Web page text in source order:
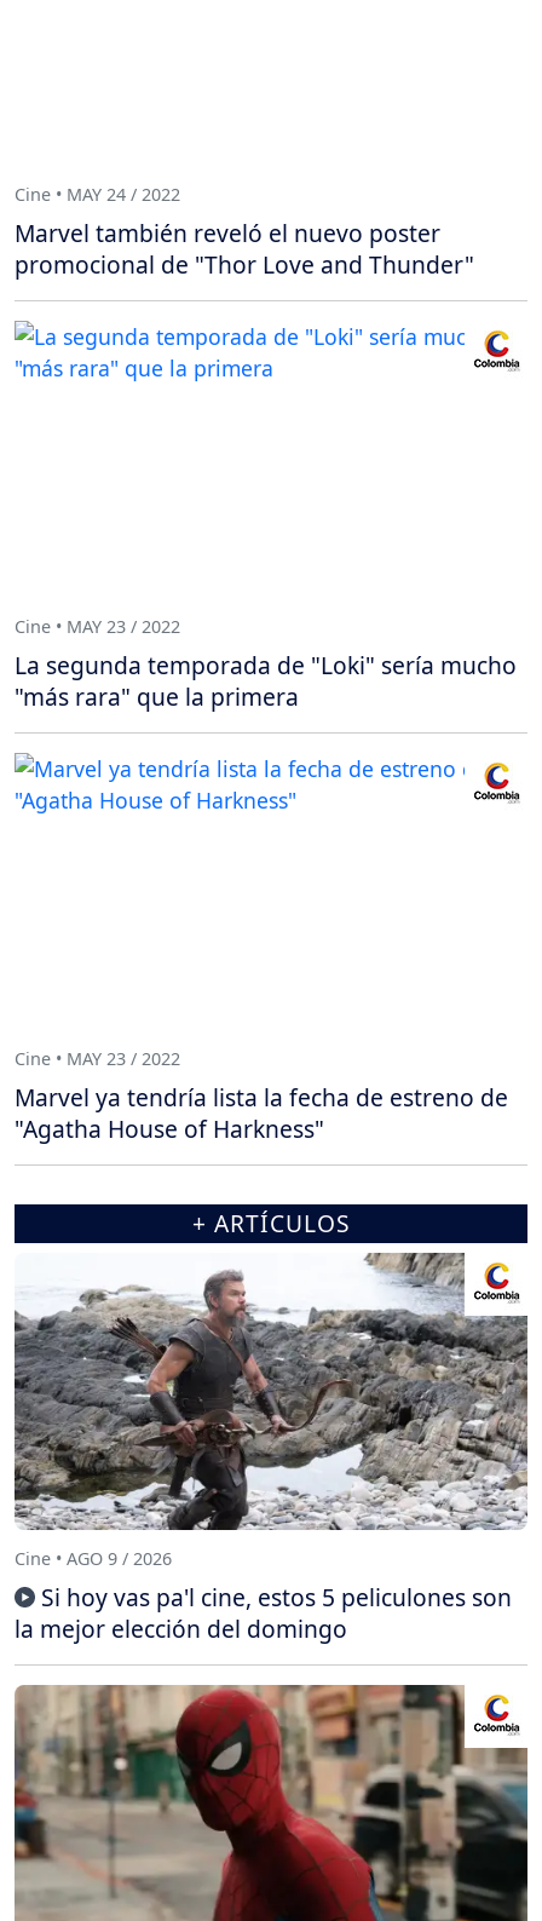
Cine • MAY 24 / 2022
Marvel también reveló el nuevo poster
promocional de "Thor Love and Thunder"
Cine • MAY 23 / 2022
La segunda temporada de "Loki" sería mucho
"más rara" que la primera
Cine • MAY 23 / 2022
Marvel ya tendría lista la fecha de estreno de
"Agatha House of Harkness"
+ ARTÍCULOS
Cine • AGO 9 / 2026
Si hoy vas pa'l cine, estos 5 peliculones son
la mejor elección del domingo